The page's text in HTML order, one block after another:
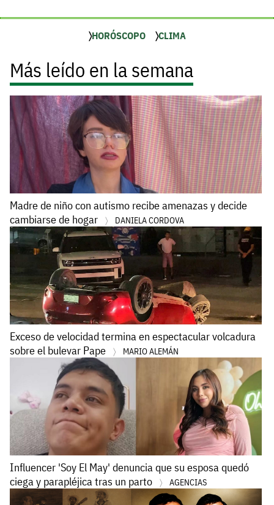
HORÓSCOPO CLIMA
Más leído en la semana
Madre de niño con autismo recibe amenazas y decide
cambiarse de hogar
DANIELA CORDOVA
Exceso de velocidad termina en espectacular volcadura
sobre el bulevar Pape
MARIO ALEMÁN
Influencer 'Soy El May' denuncia que su esposa quedó
ciega y parapléjica tras un parto
AGENCIAS